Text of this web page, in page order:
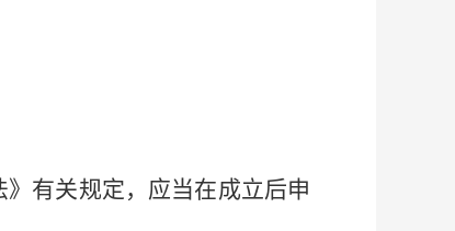
有关规定，应当在成立后申